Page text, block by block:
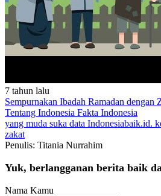
7 tahun lalu
Sempurnakan Ibadah Ramadan dengan
Tentang Indonesia Fakta Indonesia
yang muda suka data Indonesiabaik.id.
zakat
Penulis: Titania Nurrahim
Yuk, berlangganan berita baik
Nama Kamu